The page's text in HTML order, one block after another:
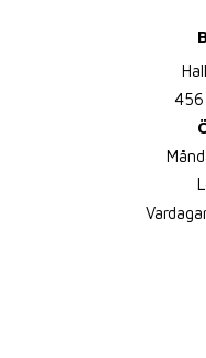
456